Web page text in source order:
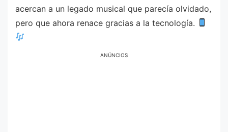
acercan a un legado musical que parecía olvidado,
pero que ahora renace gracias a la tecnología.
ANÚNCIOS